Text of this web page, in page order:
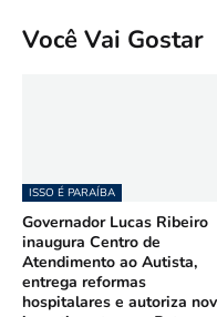
Você Vai Gostar
ISSO É PARAÍBA
Governador Lucas Ribeiro
inaugura Centro de
Atendimento ao Autista,
entrega reformas
hospitalares e autoriza